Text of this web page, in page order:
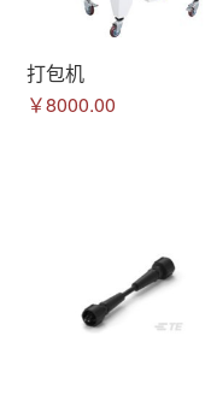
打包机
￥8000.00